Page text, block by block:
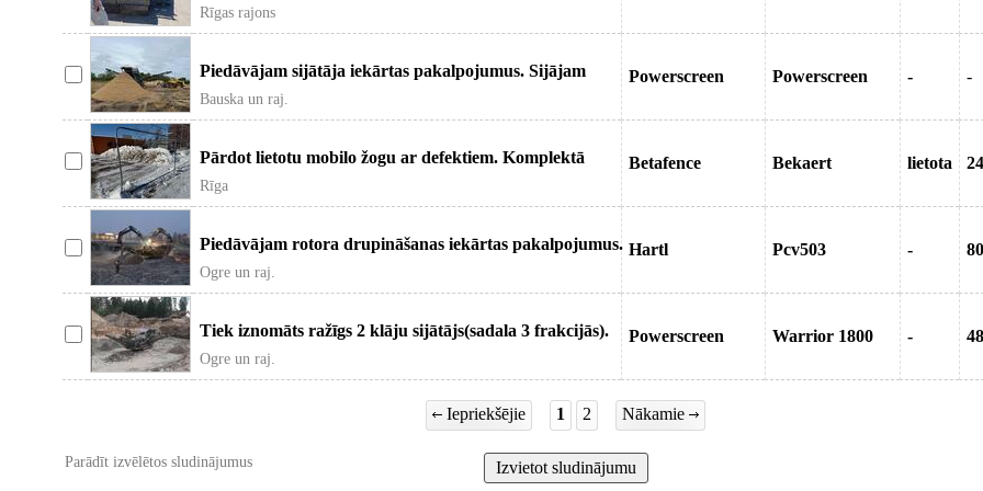
noma. Glabašanas konteiner
Rīgas rajons
Piedāvājam sijātāja iekārtas pakalpojumus. Sijājam
granti, smilti un melnzemi. Sijāš
Bauska un raj.
Powerscreen Powerscreen - -
Pārdot lietotu mobilo žogu ar defektiem. Komplektā
mobilā žoga sekcija, betona pamat
Rīga
Betafence Bekaert lietota 24
Piedāvājam rotora drupināšanas iekārtas pakalpojumus.
Drupinam granti, dolomītu un a
Ogre un raj.
Hartl Pcv503 -
Tiek iznomāts ražīgs 2 klāju sijātājs(sadala 3 frakcijās).
Var sijātāt granti, būvgr
Ogre un raj.
Powerscreen Warrior 1800 -
Iepriekšējie 1 2 Nākamie
Parādīt izvēlētos sludinājumus